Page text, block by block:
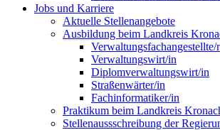
Jobs und Karriere
Aktuelle Stellenangebote
Ausbildung beim Landkreis
Verwaltungsfachangestellte/r
Verwaltungswirt/in
Diplomverwaltungswirt/in
Straßenwärter/in
Fachinformatiker/in
Praktikum beim Landkreis
Stellenaussschreibung der